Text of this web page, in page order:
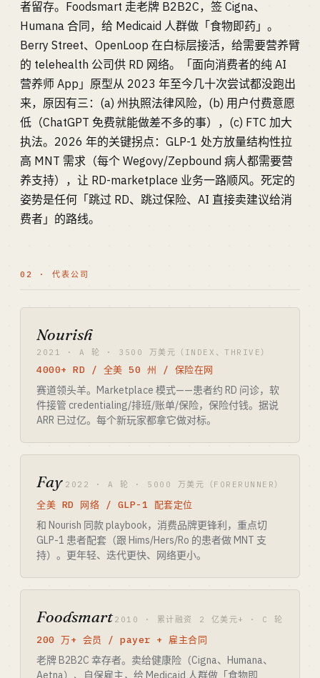
者留存。Foodsmart 走老牌 B2B2C，签 Cigna、
Humana 合同，给 Medicaid 人群做「食物即药」。
Berry Street、OpenLoop 在白标层接活，给需要营养臂
的 telehealth 公司供 RD 网络。「面向消费者的纯 AI
营养师 App」原型从 2023 年至今几十次尝试都没跑出
来，原因有三：(a) 州执照法律风险，(b) 用户付费意愿
低（ChatGPT 免费就能做差不多的事），(c) FTC 加大
执法。2026 年的关键拐点：GLP-1 处方放量结构性拉
高 MNT 需求（每个 Wegovy/Zepbound 病人都需要营
养支持），让 RD-marketplace 业务一路顺风。死定的
姿势是任何「跳过 RD、跳过保险、AI 直接卖建议给消
费者」的路线。
02 · 代表公司
Nourish
2021 · A 轮 · 3500 万美元（INDEX、THRIVE）
4000+ RD / 全美 50 州 / 保险在网
赛道领头羊。Marketplace 模式——患者约 RD 问诊，软
件接管 credentialing/排班/账单/保险，保险付钱。据说
ARR 已过亿。每个新玩家都拿它做对标。
Fay 2022 · A 轮 · 5000 万美元（FORERUNNER）
全美 RD 网络 / GLP-1 配套定位
和 Nourish 同款 playbook，消费品牌更锋利，重点切
GLP-1 患者配套（跟 Hims/Hers/Ro 的患者做 MNT 支
持）。更年轻、迭代更快、网络更小。
Foodsmart 2010 · 累计融资 2 亿美元+ · C 轮
200 万+ 会员 / payer + 雇主合同
老牌 B2B2C 幸存者。卖给健康险（Cigna、Humana、
Aetna）、自保雇主，给 Medicaid 人群做「食物即